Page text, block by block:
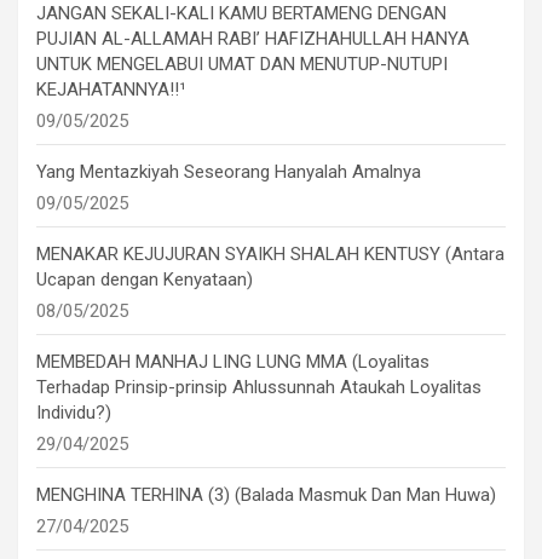
JANGAN SEKALI-KALI KAMU BERTAMENG DENGAN
PUJIAN AL-ALLAMAH RABI’ HAFIZHAHULLAH HANYA
UNTUK MENGELABUI UMAT DAN MENUTUP-NUTUPI
KEJAHATANNYA!!¹
09/05/2025
Yang Mentazkiyah Seseorang Hanyalah Amalnya
09/05/2025
MENAKAR KEJUJURAN SYAIKH SHALAH KENTUSY (Antara
Ucapan dengan Kenyataan)
08/05/2025
MEMBEDAH MANHAJ LING LUNG MMA (Loyalitas
Terhadap Prinsip-prinsip Ahlussunnah Ataukah Loyalitas
Individu?)
29/04/2025
MENGHINA TERHINA (3) (Balada Masmuk Dan Man Huwa)
27/04/2025